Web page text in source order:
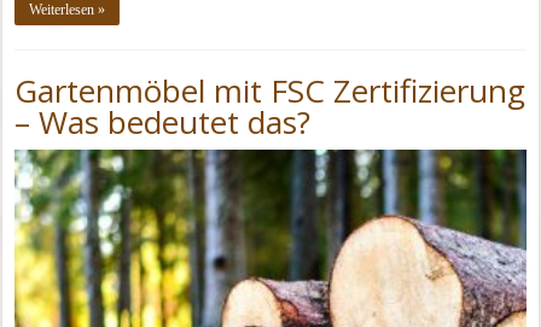
Weiterlesen »
Gartenmöbel mit FSC Zertifizierung
– Was bedeutet das?